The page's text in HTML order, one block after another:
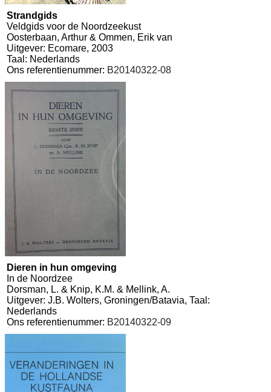
Strandgids
Veldgids voor de Noordzeekust
Oosterbaan, Arthur & Ommen, Erik van
Uitgever: Ecomare, 2003
Taal: Nederlands
Ons referentienummer: B20140322-08
Dieren in hun omgeving
In de Noordzee
Dorsman, L. & Knip, K.M. & Mellink, A.
Uitgever: J.B. Wolters, Groningen/Batavia, Taal:
Nederlands
Ons referentienummer: B20140322-09